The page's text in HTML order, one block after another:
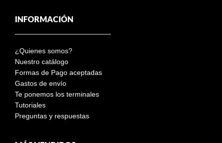
INFORMACIÓN
¿Quienes somos?
Nuestro catálogo
Formas de Pago aceptadas
Gastos de envío
Te ponemos los terminales
Tutoriales
Preguntas y respuestas